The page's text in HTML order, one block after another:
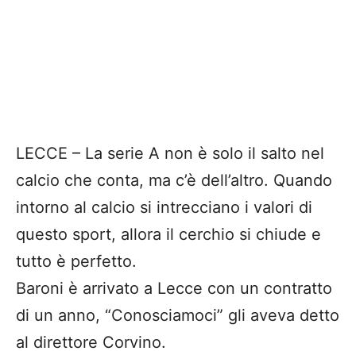
LECCE – La serie A non è solo il salto nel
calcio che conta, ma c’è dell’altro. Quando
intorno al calcio si intrecciano i valori di
questo sport, allora il cerchio si chiude e
tutto è perfetto.
Baroni è arrivato a Lecce con un contratto
di un anno, “Conosciamoci” gli aveva detto
al direttore Corvino.